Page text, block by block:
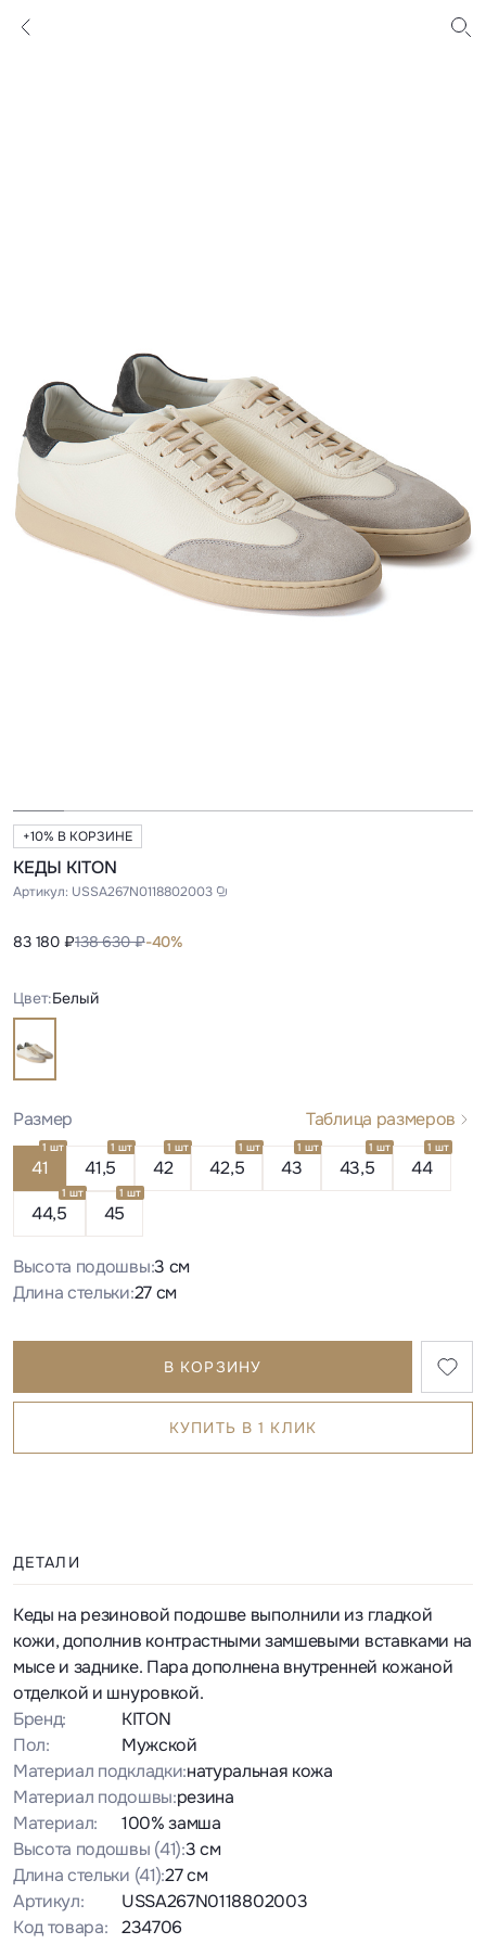
+10% В КОРЗИНЕ
КЕДЫ KITON
Артикул: USSA267N0118802003
83 180 ₽138 630 ₽-40%
Цвет:Белый
Размер Таблица размеров
41
1 шт
41,5
1 шт
42
1 шт
42,5
1 шт
43
1 шт
43,5
1 шт
44
1 шт
44,5
1 шт
45
1 шт
Высота подошвы:3 см
Длина стельки:27 см
В КОРЗИНУ
КУПИТЬ В 1 КЛИК
ДЕТАЛИ
Кеды на резиновой подошве выполнили из гладкой
кожи, дополнив контрастными замшевыми вставками на
мысе и заднике. Пара дополнена внутренней кожаной
отделкой и шнуровкой.
Бренд:
KITON
Пол:
Мужской
Материал подкладки:натуральная кожа
Материал подошвы:резина
Материал:
100% замша
Высота подошвы (41):3 см
Длина стельки (41):27 см
Артикул:
USSA267N0118802003
Код товара:
234706